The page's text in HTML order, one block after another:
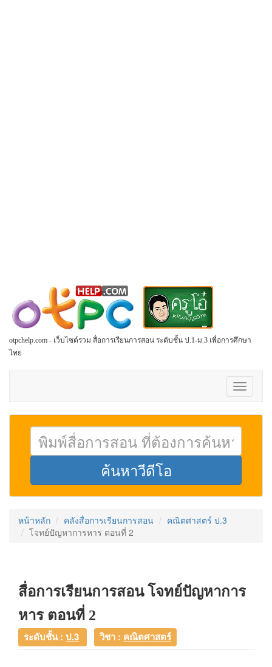
otpchelp.com - เว็บไซต์รวม สื่อการเรียนการสอน ระดับชั้น ป.1-ม.3 เพื่อการศึกษา
ไทย
Toggle
หน้าหลัก คลังสื่อการเรียนการสอน
คณิตศาสตร์ ป.3
โจทย์ปัญหาการหาร ตอนที่ 2
สื่อการเรียนการสอน โจทย์ปัญหาการ
หาร ตอนที่ 2
ระดับชั้น : ป.3 วิชา : คณิตศาสตร์